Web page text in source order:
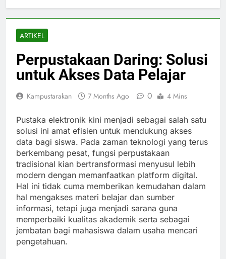
ARTIKEL
Perpustakaan Daring: Solusi
untuk Akses Data Pelajar
Kampustarakan 7 Months Ago 0 4 Mins
Pustaka elektronik kini menjadi sebagai salah satu
solusi ini amat efisien untuk mendukung akses
data bagi siswa. Pada zaman teknologi yang terus
berkembang pesat, fungsi perpustakaan
tradisional kian bertransformasi menyusul lebih
modern dengan memanfaatkan platform digital.
Hal ini tidak cuma memberikan kemudahan dalam
hal mengakses materi belajar dan sumber
informasi, tetapi juga menjadi sarana guna
memperbaiki kualitas akademik serta sebagai
jembatan bagi mahasiswa dalam usaha mencari
pengetahuan.